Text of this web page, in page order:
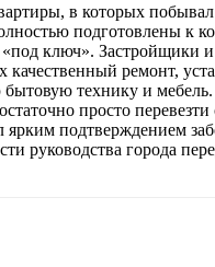
в которых
подготовлены к
ключ». Застройщики
качественный ремонт,
технику и
просто
ярким подтверждением
руководства города